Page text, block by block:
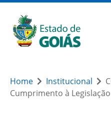
Home Institucional
Cumprimento à